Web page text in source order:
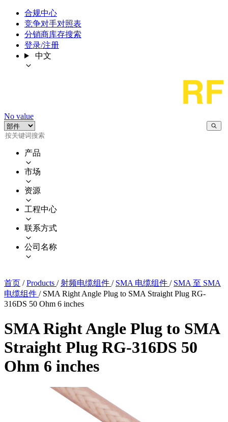
合规中心
竞争对手对照表
分销商库存搜索
登录/注册
中文
No value
产品
市场
资源
工程中心
联系方式
公司名称
首页 / Products / 射频电缆组件 / SMA 电缆组件 / SMA 至 SMA
电缆组件 / SMA Right Angle Plug to SMA Straight Plug RG-
316DS 50 Ohm 6 inches
SMA Right Angle Plug to SMA
Straight Plug RG-316DS 50
Ohm 6 inches